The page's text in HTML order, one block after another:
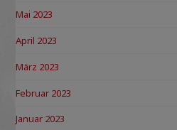
Mai 2023
April 2023
März 2023
Februar 2023
Januar 2023